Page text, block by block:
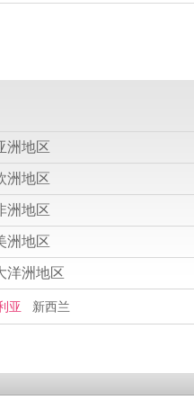
洲地区
洲地区
洲地区
洲地区
洋洲地区
亚 新西兰